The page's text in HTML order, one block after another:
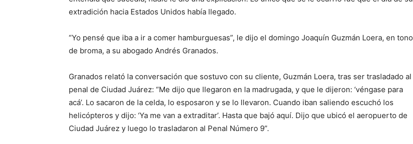
extradición hacia Estados Unidos había llegado.
“Yo pensé que iba a ir a comer hamburguesas”, le dijo el domingo Joaquín Guzmán Loera, en tono
de broma, a su abogado Andrés Granados.
Granados relató la conversación que sostuvo con su cliente, Guzmán Loera, tras ser trasladado al
penal de Ciudad Juárez: “Me dijo que llegaron en la madrugada, y que le dijeron: ‘véngase para
acá’. Lo sacaron de la celda, lo esposaron y se lo llevaron. Cuando iban saliendo escuchó los
helicópteros y dijo: ‘Ya me van a extraditar’. Hasta que bajó aquí. Dijo que ubicó el aeropuerto de
Ciudad Juárez y luego lo trasladaron al Penal Número 9”.